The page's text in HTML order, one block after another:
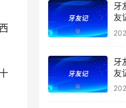
牙
友
地
牙
友
优